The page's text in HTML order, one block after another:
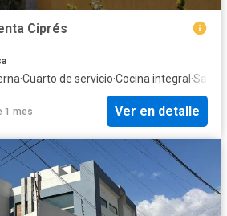
Ciprés
·Cuarto de servicio·Cocina integral ·Sala
1 mes Ver en detalle